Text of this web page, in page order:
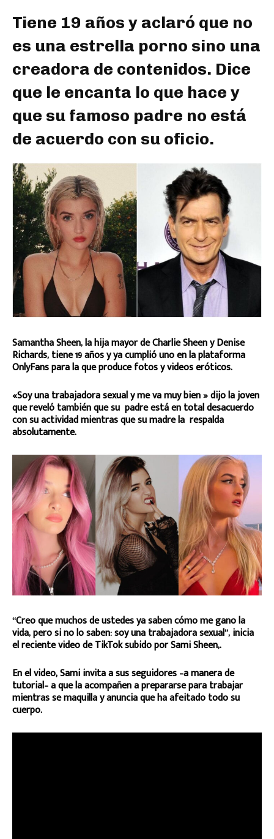
Tiene 19 años y aclaró que no
es una estrella porno sino una
creadora de contenidos. Dice
que le encanta lo que hace y
que su famoso padre no está
de acuerdo con su oficio.
Samantha Sheen, la hija mayor de Charlie Sheen y Denise
Richards, tiene 19 años y ya cumplió uno en la plataforma
OnlyFans para la que produce fotos y videos eróticos.
«Soy una trabajadora sexual y me va muy bien » dijo la joven
que reveló también que su padre está en total desacuerdo
con su actividad mientras que su madre la respalda
absolutamente.
“Creo que muchos de ustedes ya saben cómo me gano la
vida, pero si no lo saben: soy una trabajadora sexual”, inicia
el reciente video de TikTok subido por Sami Sheen,.
En el video, Sami invita a sus seguidores –a manera de
tutorial– a que la acompañen a prepararse para trabajar
mientras se maquilla y anuncia que ha afeitado todo su
cuerpo.